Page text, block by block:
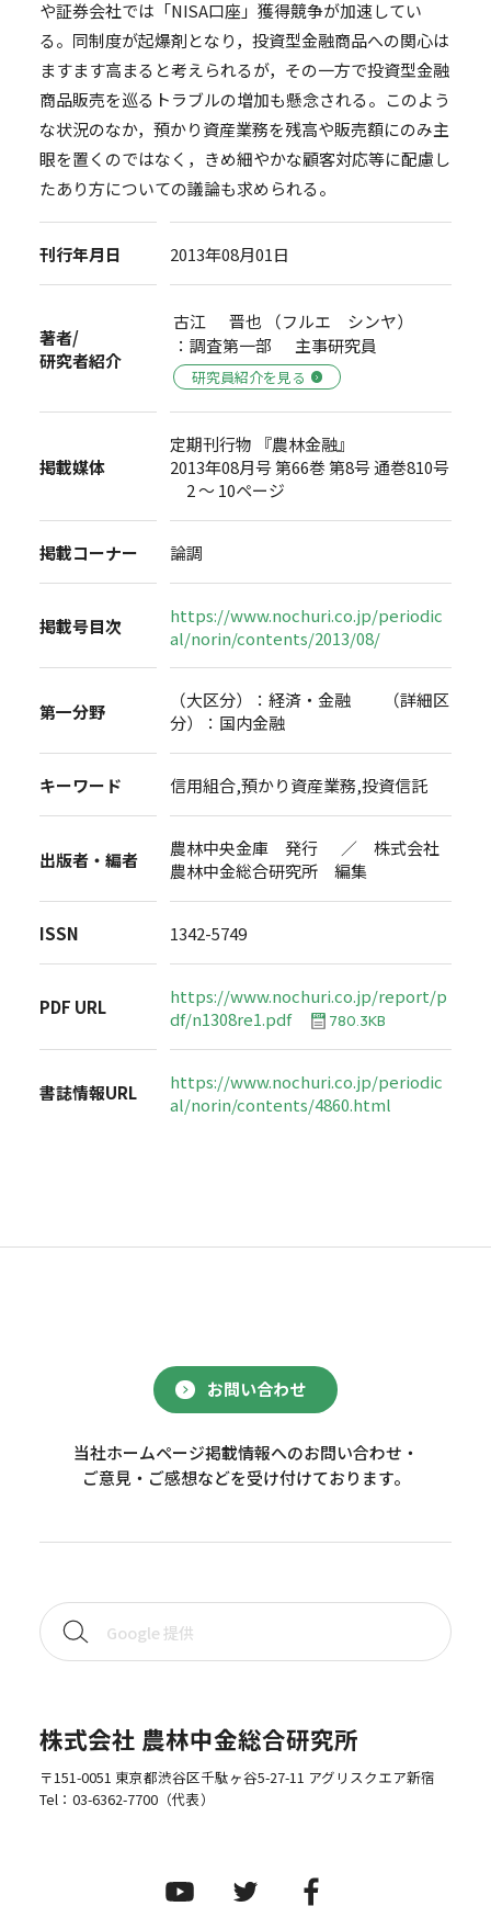
や証券会社では「NISA口座」獲得競争が加速してい
る。同制度が起爆剤となり，投資型金融商品への関心は
ますます高まると考えられるが，その一方で投資型金融
商品販売を巡るトラブルの増加も懸念される。このよう
な状況のなか，預かり資産業務を残高や販売額にのみ主
眼を置くのではなく，きめ細やかな顧客対応等に配慮し
たあり方についての議論も求められる。
刊行年月日 2013年08月01日
著者/
研究者紹介
古江 晋也 （フルエ シンヤ）
：調査第一部 主事研究員
研究員紹介を見る
掲載媒体
定期刊行物 『農林金融』
2013年08月号 第66巻 第8号 通巻810号
2 ～ 10ページ
掲載コーナー 論調
掲載号目次
https://www.nochuri.co.jp/periodic
al/norin/contents/2013/08/
第一分野
（大区分）：経済・金融 （詳細区
分）：国内金融
キーワード 信用組合,預かり資産業務,投資信託
出版者・編者
農林中央金庫 発行 ／ 株式会社
農林中金総合研究所 編集
ISSN 1342-5749
PDF URL
https://www.nochuri.co.jp/report/p
df/n1308re1.pdf
780.3KB
書誌情報URL
https://www.nochuri.co.jp/periodic
al/norin/contents/4860.html
お問い合わせ
当社ホームページ掲載情報へのお問い合わせ・
ご意見・ご感想などを受け付けております。
株式会社 農林中金総合研究所
〒151-0051 東京都渋谷区千駄ヶ谷5-27-11 アグリスクエア新宿
Tel： 03-6362-7700（代表）